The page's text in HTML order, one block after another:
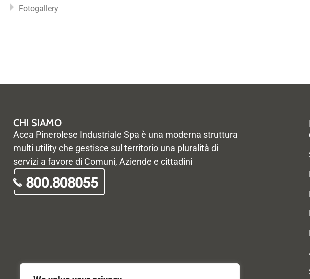
Fotogallery
CHI SIAMO
Acea Pinerolese Industriale Spa è una moderna struttura
multi utility che gestisce sul territorio una pluralità di
servizi a favore di Comuni, Aziende e cittadini